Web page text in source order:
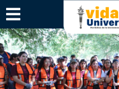
×